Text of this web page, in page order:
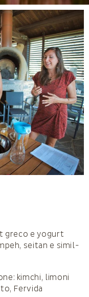
greco e yogurt
seitan e simil-
kimchi, limoni
Fervida